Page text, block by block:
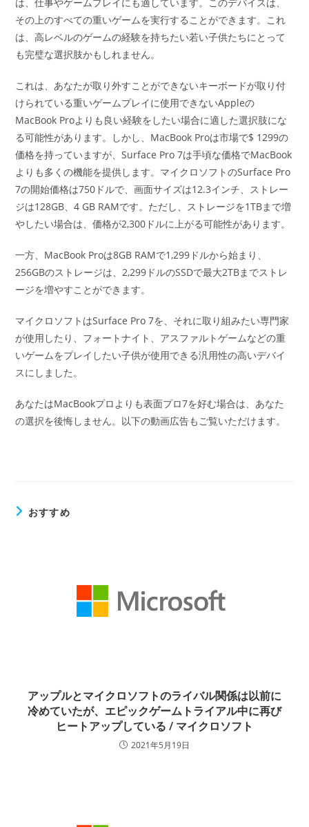
その上のすべての重いゲームを実行することができます。これ
は、高レベルのゲームの経験を持ちたい若い子供たちにとって
も完璧な選択肢かもしれません。
これは、あなたが取り外すことができないキーボードが取り付
けられている重いゲームプレイに使用できないAppleの
MacBook Proよりも良い経験をしたい場合に適した選択肢にな
る可能性があります。しかし、MacBook Proは市場で$ 1299の
価格を持っていますが、Surface Pro 7は手頃な価格でMacBook
よりも多くの機能を提供します。マイクロソフトのSurface Pro
7の開始価格は750ドルで、画面サイズは12.3インチ、ストレー
ジは128GB、4 GB RAMです。ただし、ストレージを1TBまで増
やしたい場合は、価格が2,300ドルに上がる可能性があります。
一方、MacBook Proは8GB RAMで1,299ドルから始まり、
256GBのストレージは、2,299ドルのSSDで最大2TBまでストレ
ージを増やすことができます。
マイクロソフトはSurface Pro 7を、それに取り組みたい専門家
が使用したり、フォートナイト、アスファルトゲームなどの重
いゲームをプレイしたい子供が使用できる汎用性の高いデバイ
スにしました。
あなたはMacBookプロよりも表面プロ7を好む場合は、あなた
の選択を後悔しません。以下の動画広告もご覧いただけます。
おすすめ
アップルとマイクロソフトのライバル関係は以前に
冷めていたが、エピックゲームトライアル中に再び
ヒートアップしている / マイクロソフト
2021年5月19日